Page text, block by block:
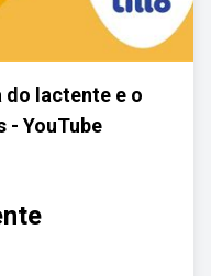
do lactente e o
- YouTube